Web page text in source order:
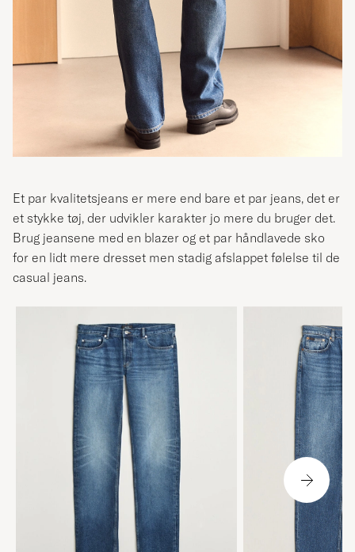
Et par kvalitetsjeans er mere end bare et par jeans, det er
et stykke tøj, der udvikler karakter jo mere du bruger det.
Brug jeansene med en blazer og et par håndlavede sko
for en lidt mere dresset men stadig afslappet følelse til de
casual jeans.